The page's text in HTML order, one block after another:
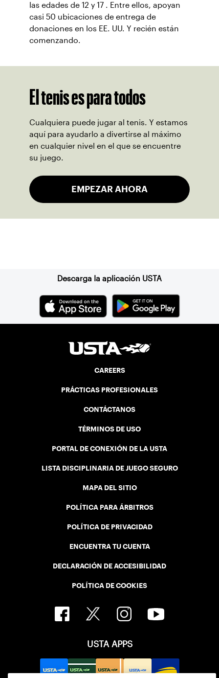
las edades de 12 y 17 . Entre ellos, apoyan
casi 50 ubicaciones de entrega de
donaciones en los EE. UU. Y recién están
comenzando.
El tenis es para todos
Cualquiera puede jugar al tenis. Y estamos
aquí para ayudarlo a divertirse al máximo
en cualquier nivel en el que se encuentre
su juego.
EMPEZAR AHORA
Descarga la aplicación USTA
CAREERS
PRÁCTICAS PROFESIONALES
CONTÁCTANOS
TÉRMINOS DE USO
PORTAL DE CONEXIÓN DE LA USTA
LISTA DISCIPLINARIA DE JUEGO SEGURO
MAPA DEL SITIO
POLÍTICA PARA ÁRBITROS
POLÍTICA DE PRIVACIDAD
ENCUENTRA TU CUENTA
DECLARACIÓN DE ACCESIBILIDAD
POLÍTICA DE COOKIES
USTA APPS